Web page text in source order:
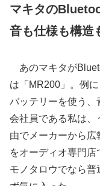
マキタの
音も仕様も構造
あのマキタが
は「MR200」。例
バッテリーを使う、
会社員である私は、
由でメーカーから
をオーディオ専門店
モノタロウでなら普